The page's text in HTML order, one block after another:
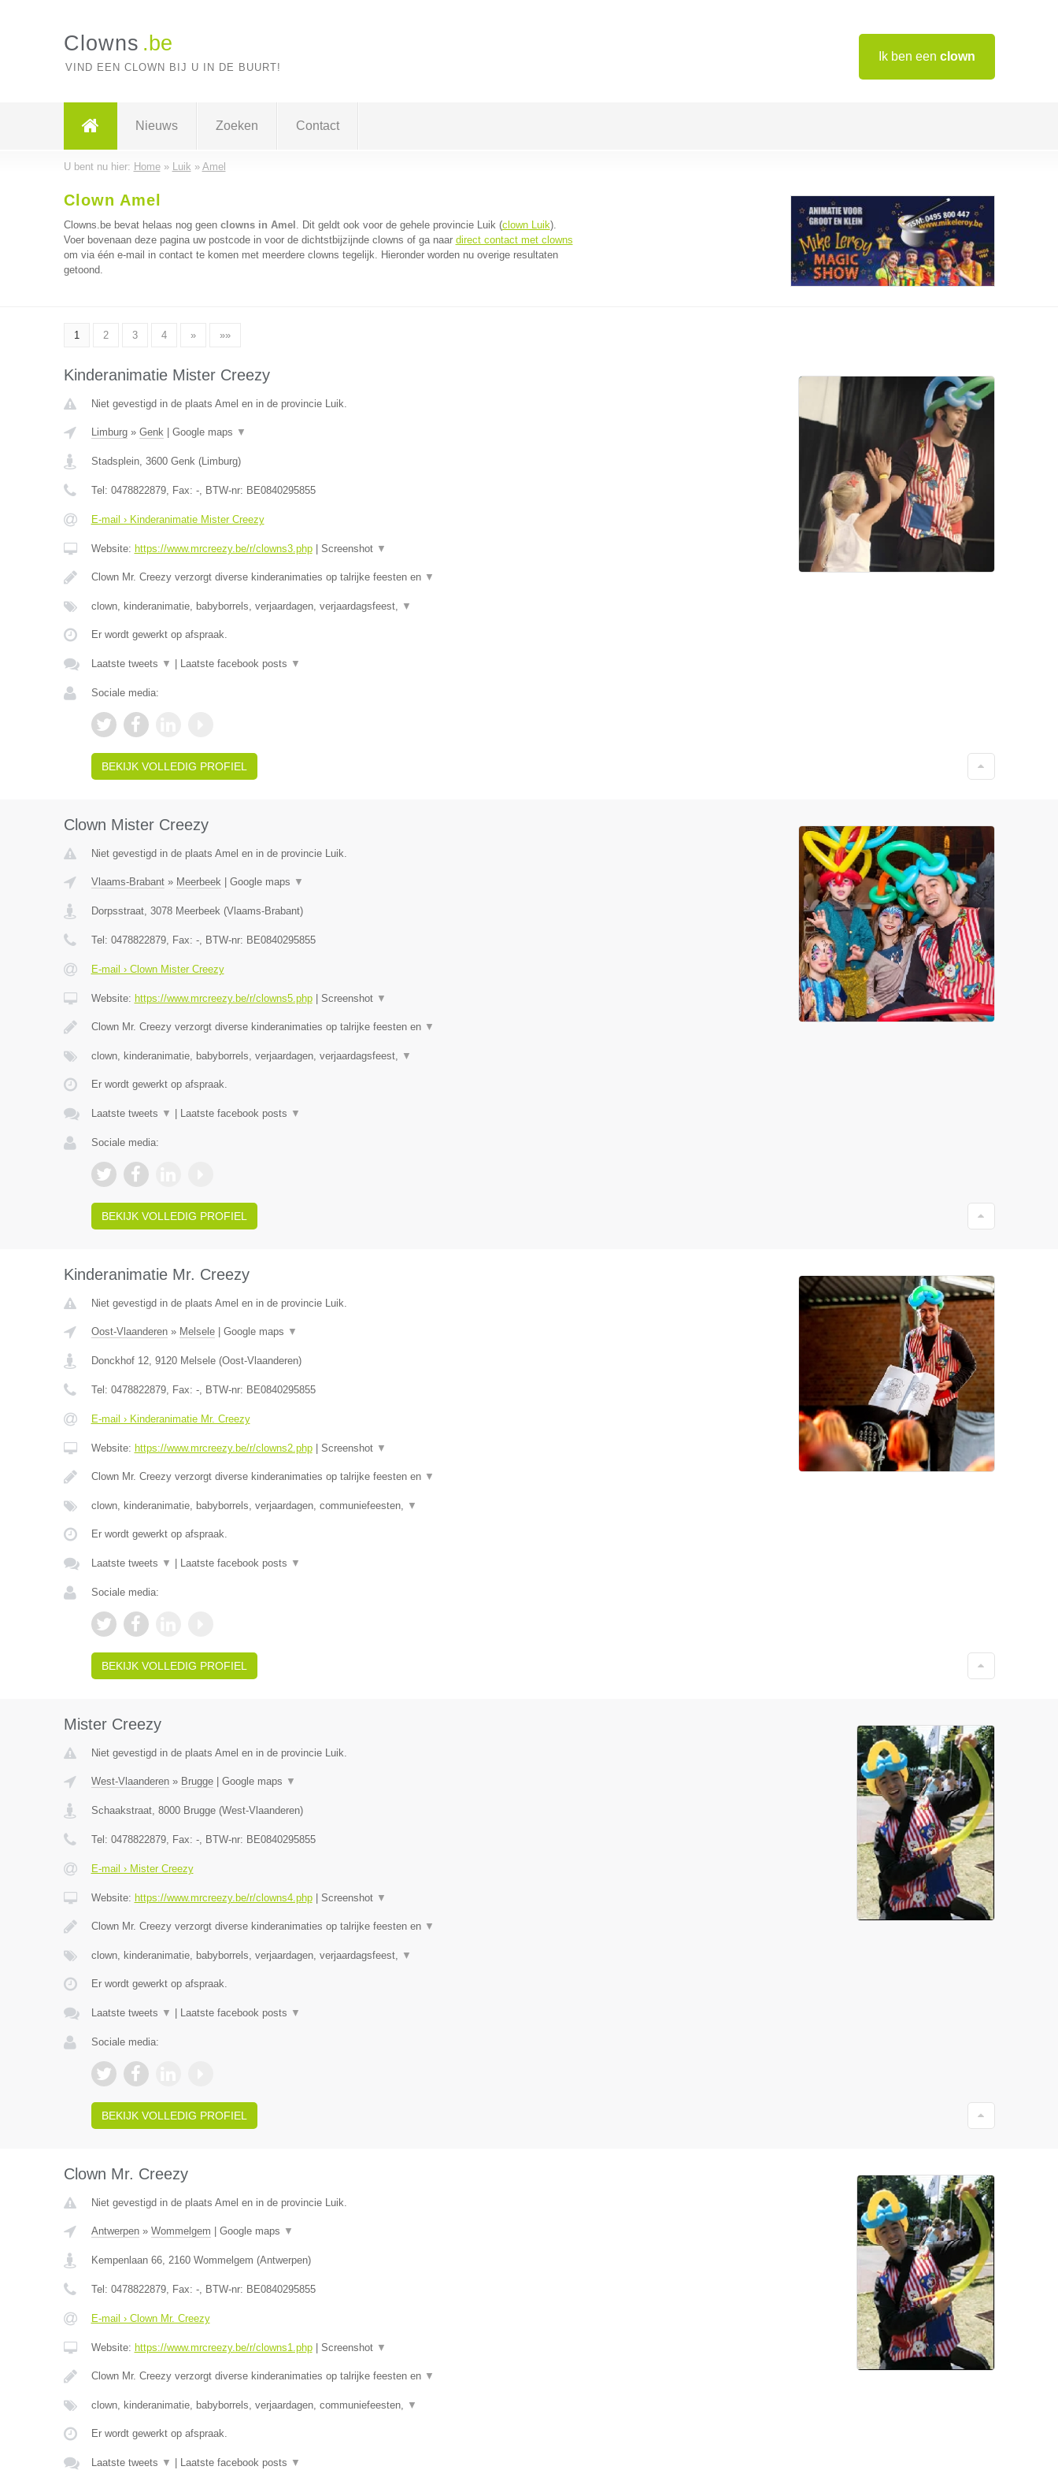
Ik ben een clown
Clowns .be
VIND EEN CLOWN BIJ U IN DE BUURT!
Nieuws Zoeken Contact
U bent nu hier: Home» Luik » Amel
Clown Amel
Clowns.be bevat helaas nog geen clowns in Amel . Dit geldt ook voor de gehele provincie Luik (clown Luik).
Voer bovenaan deze pagina uw postcode in voor de dichtstbijzijnde clowns of ga naar direct contact met clowns
om via één e-mail in contact te komen met meerdere clowns tegelijk. Hieronder worden nu overige resultaten
getoond.
1 2 3 4 » »»
Kinderanimatie Mister Creezy
Niet gevestigd in de plaats Amel en in de provincie Luik.
Limburg» Genk| Google maps ▼
Stadsplein, 3600 Genk(Limburg)
Tel: 0478822879, Fax: -, BTW-nr: BE0840295855
E-mail › Kinderanimatie Mister Creezy
Website: https://www.mrcreezy.be/r/clowns3.php| Screenshot ▼
Clown Mr. Creezy verzorgt diverse kinderanimaties op talrijke feesten en ▼
clown, kinderanimatie, babyborrels, verjaardagen, verjaardagsfeest, ▼
Er wordt gewerkt op afspraak.
Laatste tweets ▼ Laatste facebook posts ▼
Sociale media:
BEKIJK VOLLEDIG PROFIEL
Clown Mister Creezy
Niet gevestigd in de plaats Amel en in de provincie Luik.
Vlaams-Brabant» Meerbeek| Google maps ▼
Dorpsstraat, 3078 Meerbeek(Vlaams-Brabant)
Tel: 0478822879, Fax: -, BTW-nr: BE0840295855
E-mail › Clown Mister Creezy
Website: https://www.mrcreezy.be/r/clowns5.php| Screenshot ▼
Clown Mr. Creezy verzorgt diverse kinderanimaties op talrijke feesten en ▼
clown, kinderanimatie, babyborrels, verjaardagen, verjaardagsfeest, ▼
Er wordt gewerkt op afspraak.
Laatste tweets ▼ Laatste facebook posts ▼
Sociale media:
BEKIJK VOLLEDIG PROFIEL
Kinderanimatie Mr. Creezy
Niet gevestigd in de plaats Amel en in de provincie Luik.
Oost-Vlaanderen» Melsele| Google maps ▼
Donckhof 12, 9120 Melsele(Oost-Vlaanderen)
Tel: 0478822879, Fax: -, BTW-nr: BE0840295855
E-mail › Kinderanimatie Mr. Creezy
Website: https://www.mrcreezy.be/r/clowns2.php| Screenshot ▼
Clown Mr. Creezy verzorgt diverse kinderanimaties op talrijke feesten en ▼
clown, kinderanimatie, babyborrels, verjaardagen, communiefeesten, ▼
Er wordt gewerkt op afspraak.
Laatste tweets ▼ Laatste facebook posts ▼
Sociale media:
BEKIJK VOLLEDIG PROFIEL
Mister Creezy
Niet gevestigd in de plaats Amel en in de provincie Luik.
West-Vlaanderen» Brugge| Google maps ▼
Schaakstraat, 8000 Brugge(West-Vlaanderen)
Tel: 0478822879, Fax: -, BTW-nr: BE0840295855
E-mail › Mister Creezy
Website: https://www.mrcreezy.be/r/clowns4.php| Screenshot ▼
Clown Mr. Creezy verzorgt diverse kinderanimaties op talrijke feesten en ▼
clown, kinderanimatie, babyborrels, verjaardagen, verjaardagsfeest, ▼
Er wordt gewerkt op afspraak.
Laatste tweets ▼ Laatste facebook posts ▼
Sociale media:
BEKIJK VOLLEDIG PROFIEL
Clown Mr. Creezy
Niet gevestigd in de plaats Amel en in de provincie Luik.
Antwerpen» Wommelgem Google maps ▼
Kempenlaan 66, 2160 Wommelgem (Antwerpen)
Tel: 0478822879, Fax: -, BTW-nr: BE0840295855
E-mail › Clown Mr. Creezy
Website: https://www.mrcreezy.be/r/clowns1.php| Screenshot ▼
Clown Mr. Creezy verzorgt diverse kinderanimaties op talrijke feesten en ▼
clown, kinderanimatie, babyborrels, verjaardagen, communiefeesten, ▼
Er wordt gewerkt op afspraak.
Laatste tweets ▼ Laatste facebook posts ▼